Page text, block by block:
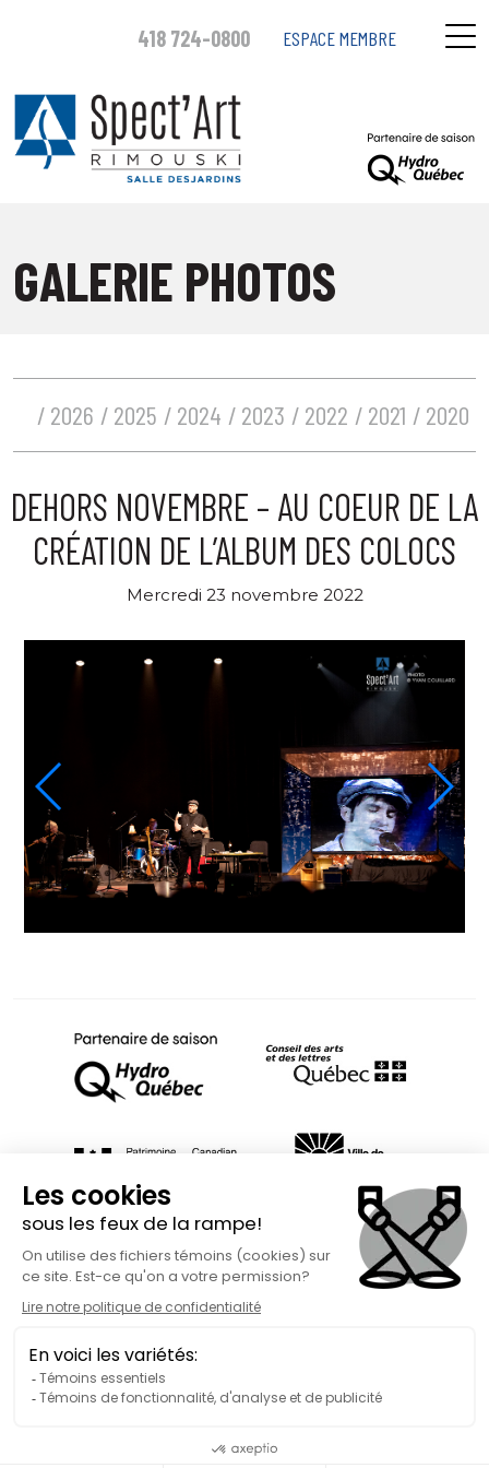
418 724-0800 ESPACE MEMBRE
GALERIE PHOTOS
2026 2025 2024 2023 2022 2021 2020
DEHORS NOVEMBRE – AU COEUR DE LA
CRÉATION DE L’ALBUM DES COLOCS
Mercredi 23 novembre 2022